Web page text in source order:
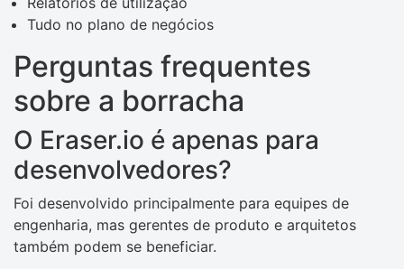
Tudo no plano de negócios
Perguntas frequentes
sobre a borracha
O Eraser.io é apenas para
desenvolvedores?
Foi desenvolvido principalmente para equipes de
engenharia, mas gerentes de produto e arquitetos
também podem se beneficiar.